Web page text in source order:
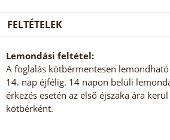
FELTÉTELEK
Lemondási feltétel:
A foglalás kötbérmentesen
14. nap éjfélig. 14 napon belüli
érkezés esetén az első éjszaka ára
kötbérként.